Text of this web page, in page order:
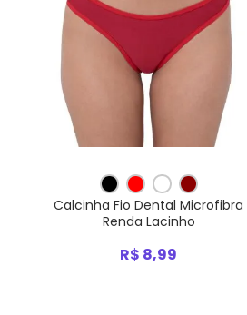
Calcinha Fio Dental Microfibra
Renda Lacinho
R$ 8,99